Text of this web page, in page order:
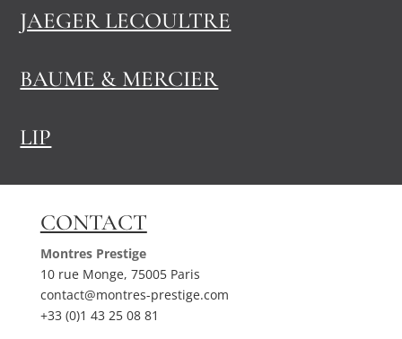
JAEGER LECOULTRE
BAUME & MERCIER
LIP
CONTACT
Montres Prestige
10 rue Monge, 75005 Paris
contact@montres-prestige.com
+33 (0)1 43 25 08 81